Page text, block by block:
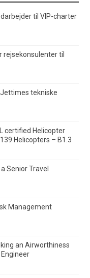
til VIP-charter
rejsekonsulenter til
tekniske
certified Helicopter
Helicopters – B1.3
Senior Travel
Management
an Airworthiness